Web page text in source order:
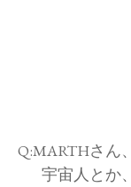
Q:MARTHさん
宇宙人とか